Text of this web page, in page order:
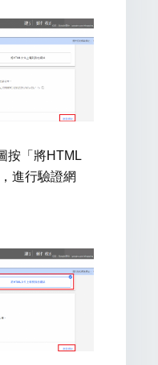
按「將HTML
進行驗證網